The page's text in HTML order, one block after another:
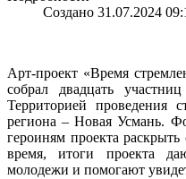
Создано 31.07.2024
Арт-проект «Время
собрал двадцать
Территорией проведения
региона – Новая Усмань.
героиням проекта
время, итоги проекта
молодежи и помогают